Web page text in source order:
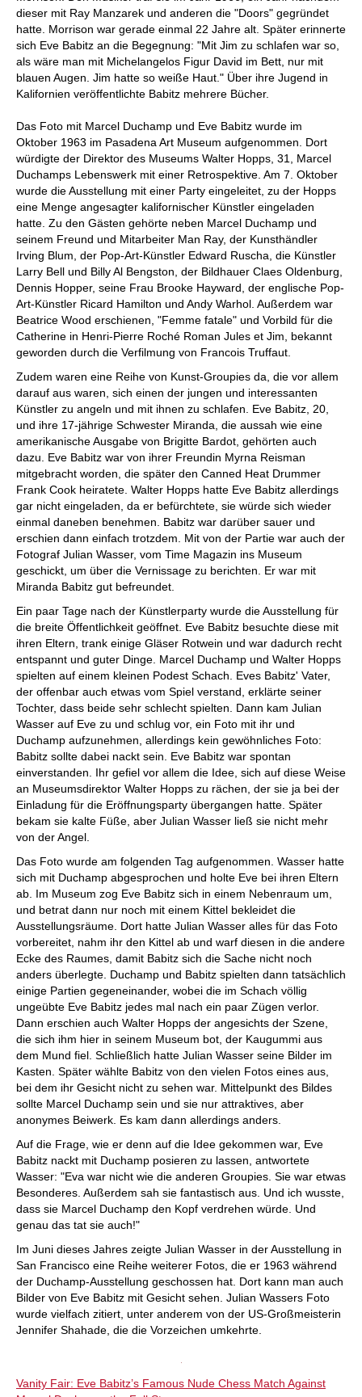
dieser mit Ray Manzarek und anderen die "Doors" gegründet
hatte. Morrison war gerade einmal 22 Jahre alt. Später erinnerte
sich Eve Babitz an die Begegnung: "Mit Jim zu schlafen war so,
als wäre man mit Michelangelos Figur David im Bett, nur mit
blauen Augen. Jim hatte so weiße Haut." Über ihre Jugend in
Kalifornien veröffentlichte Babitz mehrere Bücher.
Das Foto mit Marcel Duchamp und Eve Babitz wurde im
Oktober 1963 im Pasadena Art Museum aufgenommen. Dort
würdigte der Direktor des Museums Walter Hopps, 31, Marcel
Duchamps Lebenswerk mit einer Retrospektive. Am 7. Oktober
wurde die Ausstellung mit einer Party eingeleitet, zu der Hopps
eine Menge angesagter kalifornischer Künstler eingeladen
hatte. Zu den Gästen gehörte neben Marcel Duchamp und
seinem Freund und Mitarbeiter Man Ray, der Kunsthändler
Irving Blum, der Pop-Art-Künstler Edward Ruscha, die Künstler
Larry Bell und Billy Al Bengston, der Bildhauer Claes Oldenburg,
Dennis Hopper, seine Frau Brooke Hayward, der englische Pop-
Art-Künstler Ricard Hamilton und Andy Warhol. Außerdem war
Beatrice Wood erschienen, "Femme fatale" und Vorbild für die
Catherine in Henri-Pierre Roché Roman Jules et Jim, bekannt
geworden durch die Verfilmung von Francois Truffaut.
Zudem waren eine Reihe von Kunst-Groupies da, die vor allem
darauf aus waren, sich einen der jungen und interessanten
Künstler zu angeln und mit ihnen zu schlafen. Eve Babitz, 20,
und ihre 17-jährige Schwester Miranda, die aussah wie eine
amerikanische Ausgabe von Brigitte Bardot, gehörten auch
dazu. Eve Babitz war von ihrer Freundin Myrna Reisman
mitgebracht worden, die später den Canned Heat Drummer
Frank Cook heiratete. Walter Hopps hatte Eve Babitz allerdings
gar nicht eingeladen, da er befürchtete, sie würde sich wieder
einmal daneben benehmen. Babitz war darüber sauer und
erschien dann einfach trotzdem. Mit von der Partie war auch der
Fotograf Julian Wasser, vom Time Magazin ins Museum
geschickt, um über die Vernissage zu berichten. Er war mit
Miranda Babitz gut befreundet.
Ein paar Tage nach der Künstlerparty wurde die Ausstellung für
die breite Öffentlichkeit geöffnet. Eve Babitz besuchte diese mit
ihren Eltern, trank einige Gläser Rotwein und war dadurch recht
entspannt und guter Dinge. Marcel Duchamp und Walter Hopps
spielten auf einem kleinen Podest Schach. Eves Babitz' Vater,
der offenbar auch etwas vom Spiel verstand, erklärte seiner
Tochter, dass beide sehr schlecht spielten. Dann kam Julian
Wasser auf Eve zu und schlug vor, ein Foto mit ihr und
Duchamp aufzunehmen, allerdings kein gewöhnliches Foto:
Babitz sollte dabei nackt sein. Eve Babitz war spontan
einverstanden. Ihr gefiel vor allem die Idee, sich auf diese Weise
an Museumsdirektor Walter Hopps zu rächen, der sie ja bei der
Einladung für die Eröffnungsparty übergangen hatte. Später
bekam sie kalte Füße, aber Julian Wasser ließ sie nicht mehr
von der Angel.
Das Foto wurde am folgenden Tag aufgenommen. Wasser hatte
sich mit Duchamp abgesprochen und holte Eve bei ihren Eltern
ab. Im Museum zog Eve Babitz sich in einem Nebenraum um,
und betrat dann nur noch mit einem Kittel bekleidet die
Ausstellungsräume. Dort hatte Julian Wasser alles für das Foto
vorbereitet, nahm ihr den Kittel ab und warf diesen in die andere
Ecke des Raumes, damit Babitz sich die Sache nicht noch
anders überlegte. Duchamp und Babitz spielten dann tatsächlich
einige Partien gegeneinander, wobei die im Schach völlig
ungeübte Eve Babitz jedes mal nach ein paar Zügen verlor.
Dann erschien auch Walter Hopps der angesichts der Szene,
die sich ihm hier in seinem Museum bot, der Kaugummi aus
dem Mund fiel. Schließlich hatte Julian Wasser seine Bilder im
Kasten. Später wählte Babitz von den vielen Fotos eines aus,
bei dem ihr Gesicht nicht zu sehen war. Mittelpunkt des Bildes
sollte Marcel Duchamp sein und sie nur attraktives, aber
anonymes Beiwerk. Es kam dann allerdings anders.
Auf die Frage, wie er denn auf die Idee gekommen war, Eve
Babitz nackt mit Duchamp posieren zu lassen, antwortete
Wasser: "Eva war nicht wie die anderen Groupies. Sie war etwas
Besonderes. Außerdem sah sie fantastisch aus. Und ich wusste,
dass sie Marcel Duchamp den Kopf verdrehen würde. Und
genau das tat sie auch!"
Im Juni dieses Jahres zeigte Julian Wasser in der Ausstellung in
San Francisco eine Reihe weiterer Fotos, die er 1963 während
der Duchamp-Ausstellung geschossen hat. Dort kann man auch
Bilder von Eve Babitz mit Gesicht sehen. Julian Wassers Foto
wurde vielfach zitiert, unter anderem von der US-Großmeisterin
Jennifer Shahade, die die Vorzeichen umkehrte.
Vanity Fair: Eve Babitz’s Famous Nude Chess Match Against